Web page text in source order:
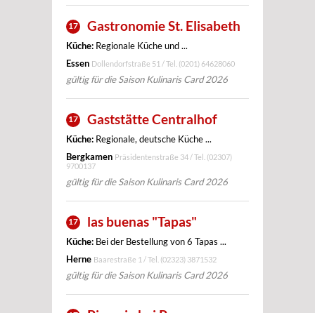
17 Gastronomie St. Elisabeth
Küche: Regionale Küche und ...
Essen Dollendorfstraße 51 / Tel. (0201) 64628060
gültig für die Saison Kulinaris Card 2026
17 Gaststätte Centralhof
Küche: Regionale, deutsche Küche ...
Bergkamen Präsidentenstraße 34 / Tel. (02307)
9700137
gültig für die Saison Kulinaris Card 2026
17 las buenas "Tapas"
Küche: Bei der Bestellung von 6 Tapas ...
Herne Baarestraße 1 / Tel. (02323) 3871532
gültig für die Saison Kulinaris Card 2026